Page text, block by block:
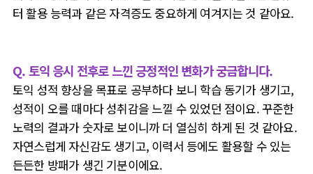
터 활용 능력과 같은 자격증도 중요하게 여겨지는 것 같아요.
Q. 토익 응시 전후로 느낀 긍정적인 변화가 궁금합니다.
토익 성적 향상을 목표로 공부하다 보니 학습 동기가 생기고,
성적이 오를 때마다 성취감을 느낄 수 있었던 점이요. 꾸준한
노력의 결과가 숫자로 보이니까 더 열심히 하게 된 것 같아요.
자연스럽게 자신감도 생기고, 이력서 등에도 활용할 수 있는
든든한 방패가 생긴 기분이에요.